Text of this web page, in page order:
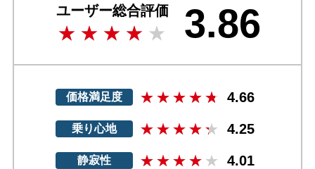
ユーザー総合評価 3.86
価格満足度 4.66
乗り心地 4.25
静寂性 4.01